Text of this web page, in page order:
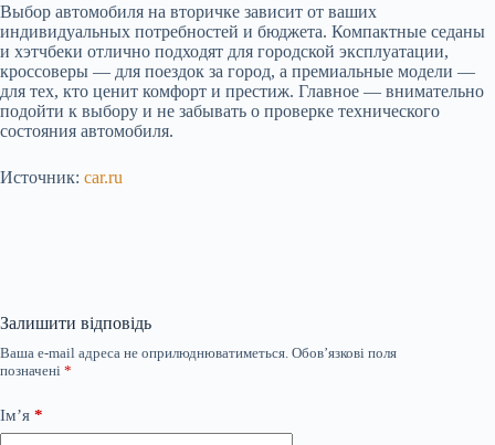
Выбор автомобиля на вторичке зависит от ваших
индивидуальных потребностей и бюджета. Компактные седаны
и хэтчбеки отлично подходят для городской эксплуатации,
кроссоверы — для поездок за город, а премиальные модели —
для тех, кто ценит комфорт и престиж. Главное — внимательно
подойти к выбору и не забывать о проверке технического
состояния автомобиля.
Источник: car.ru
Залишити відповідь
Ваша e-mail адреса не оприлюднюватиметься. Обов’язкові поля
позначені *
Ім’я *